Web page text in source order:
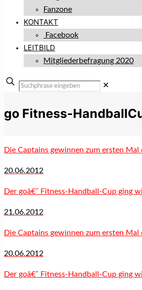
Fanzone
KONTAKT
Facebook
LEITBILD
Mitgliederbefragung 2020
✕
go Fitness-
Die Captains gewinnen zum ersten Mal
20.06.2012
Der goâ€˜ Fitness-Handball-Cup ging
21.06.2012
Die Captains gewinnen zum ersten Mal
20.06.2012
Der goâ€˜ Fitness-Handball-Cup ging